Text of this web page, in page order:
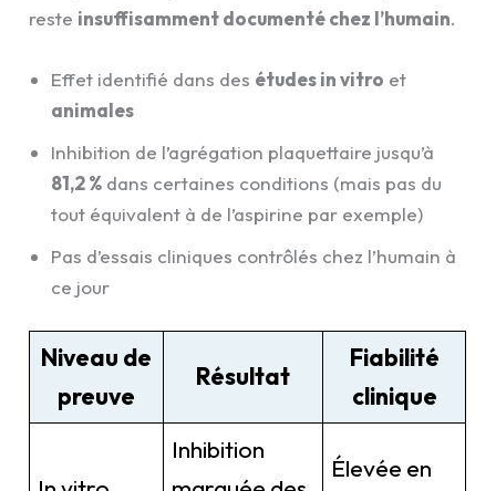
reste insuffisamment documenté chez l’humain.
Effet identifié dans des études in vitro et
animales
Inhibition de l’agrégation plaquettaire jusqu’à
81,2 % dans certaines conditions (mais pas du
tout équivalent à de l’aspirine par exemple)
Pas d’essais cliniques contrôlés chez l’humain à
ce jour
Niveau de
preuve
Résultat
Fiabilité
clinique
Inhibition
Élevée en